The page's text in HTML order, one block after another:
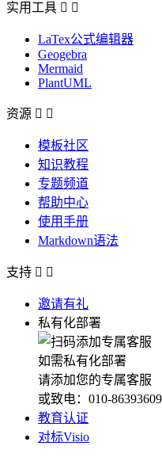
实用工具  
LaTex公式编辑器
Geogebra
Mermaid
PlantUML
资源  
模板社区
知识教程
专题频道
帮助中心
使用手册
Markdown语法
支持  
邀请有礼
私有化部署
如需私有化部署
请添加您的专属客服
或致电：010-86393609
教育认证
对标Visio